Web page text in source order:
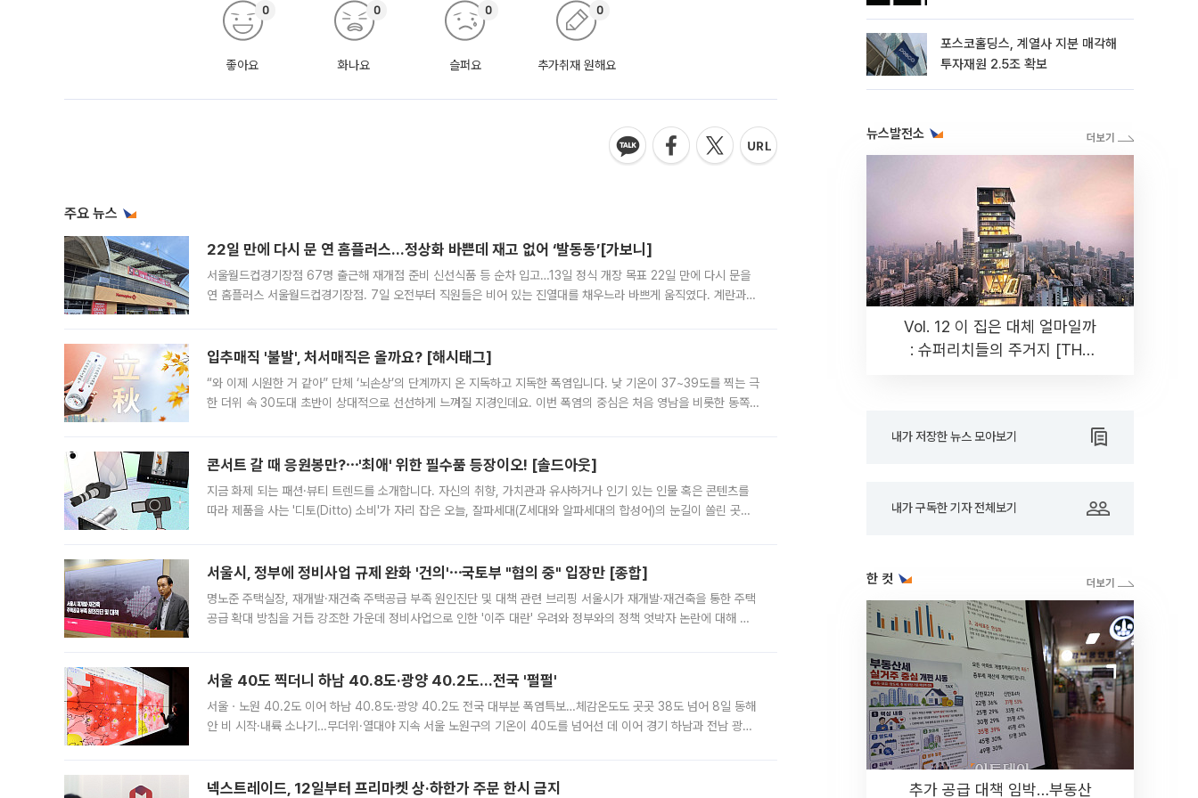
좋아요
0
화나요
0
슬퍼요
0
추가취재 원해요
0
주요 뉴스
22일 만에 다시 문 연 홈플러스…정상화 바쁜데 재고 없어 ‘발동동’[가보니]
서울월드컵경기장점 67명 출근해 재개점 준비 신선식품 등 순차 입고…13일 정식 개장 목표 22일 만에 다시 문을
연 홈플러스 서울월드컵경기장점. 7일 오전부터 직원들은 비어 있는 진열대를 채우느라 바쁘게 움직였다. 계란과
입추매직 '불발', 처서매직은 올까요? [해시태그]
“와 이제 시원한 거 같아” 단체 ‘뇌손상’의 단계까지 온 지독하고 지독한 폭염입니다. 낮 기온이 37~39도를 찍는 극
한 더위 속 30도대 초반이 상대적으로 선선하게 느껴질 지경인데요. 이번 폭염의 중심은 처음 영남을 비롯한 동쪽
콘서트 갈 때 응원봉만?⋯'최애' 위한 필수품 등장이오! [솔드아웃]
지금 화제 되는 패션·뷰티 트렌드를 소개합니다. 자신의 취향, 가치관과 유사하거나 인기 있는 인물 혹은 콘텐츠를
따라 제품을 사는 '디토(Ditto) 소비'가 자리 잡은 오늘, 잘파세대(Z세대와 알파세대의 합성어)의 눈길이 쏠린 곳은
서울시, 정부에 정비사업 규제 완화 '건의'⋯국토부 "협의 중" 입장만 [종합]
명노준 주택실장, 재개발·재건축 주택공급 부족 원인진단 및 대책 관련 브리핑 서울시가 재개발·재건축을 통한 주택
공급 확대 방침을 거듭 강조한 가운데 정비사업으로 인한 '이주 대란' 우려와 정부와의 정책 엇박자 논란에 대해 정
서울 40도 찍더니 하남 40.8도·광양 40.2도…전국 '펄펄'
서울ㆍ노원 40.2도 이어 하남 40.8도·광양 40.2도 전국 대부분 폭염특보…체감온도도 곳곳 38도 넘어 8일 동해
안 비 시작·내륙 소나기…무더위·열대야 지속 서울 노원구의 기온이 40도를 넘어선 데 이어 경기 하남과 전남 광양
넥스트레이드, 12일부터 프리마켓 상·하한가 주문 한시 금지
포스코홀딩스, 계열사 지분 매각해
투자재원 2.5조 확보
뉴스발전소
Vol. 12 이 집은 대체 얼마일까
: 슈퍼리치들의 주거지 [THE
내가 저장한 뉴스 모아보기
내가 구독한 기자 전체보기
한 컷
추가 공급 대책 임박…부동산